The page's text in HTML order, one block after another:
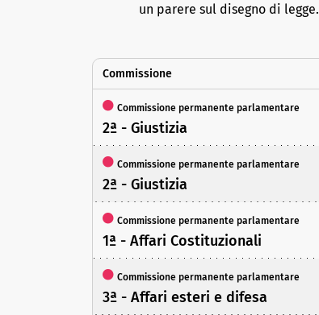
un parere sul disegno di legge.
Commissione
Commissione permanente parlamentare
2ª - Giustizia
Commissione permanente parlamentare
2ª - Giustizia
Commissione permanente parlamentare
1ª - Affari Costituzionali
Commissione permanente parlamentare
3ª - Affari esteri e difesa